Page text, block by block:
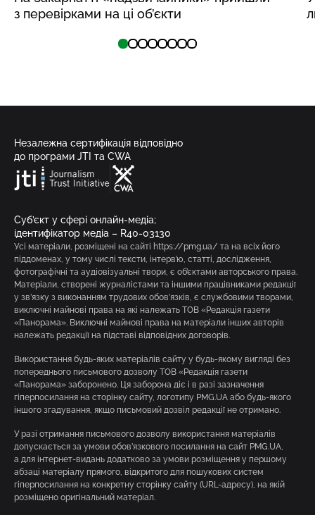
з перевірками на ці об’єкти
Незалежна сертифікація відповідно
до програми JTI та CWA
Суб’єкт у сфері онлайн-медіа;
ідентифікатор медіа – R40-03130
Усі матеріали, розміщені на сайті https://pmg.ua/ та на всіх його
піддоменах, у тому числі тексти, інтерв’ю, статті, дослідження,
фотографічні та аудіовізуальні твори, є об’єктами авторського права.
Матеріали, створені журналістами та іншими працівниками редакції
у зв’язку з виконанням трудових обов’язків, є службовими творами,
виключні майнові права на які належать ТОВ «Редакція газети
«Панорама». Виключні майнові права на матеріали інших авторів
належать редакції на підставі відповідних договорів.
Використання будь-яких матеріалів сайту у будь-якому вигляді без
попереднього письмового дозволу ТОВ «Редакція газети
«Панорама» заборонено. Ця заборона діє і в разі зазначення
гіперпосилання на сторінку сайту, логотипу PMG.UA або будь-якого
іншого згадування, якщо письмовий дозвіл редакції не отримано.
У разі отримання письмового дозволу використання матеріалів
допускається за умови обов’язкового посилання на сайт PMG.UA,
а для інтернет-видань додатково за умови розміщення у першому
абзаці матеріалу прямого, відкритого для пошукових систем
гіперпосилання на конкретну сторінку сайту (URL-адресу), на якій
розміщено оригінальний матеріал.